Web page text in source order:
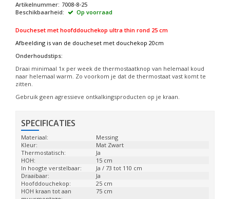
Artikelnummer: 7008-8-25
Beschikbaarheid:
Op voorraad
Doucheset met hoofddouchekop ultra thin rond 25 cm
Afbeelding is van de doucheset met douchekop 20cm
Onderhoudstips:
Draai minimaal 1x per week de thermostaatknop van helemaal koud
naar helemaal warm. Zo voorkom je dat de thermostaat vast komt te
zitten.
Gebruik geen agressieve ontkalkingsproducten op je kraan.
SPECIFICATIES
Materiaal:
Messing
Kleur:
Mat Zwart
Thermostatisch:
Ja
HOH:
15 cm
In hoogte verstelbaar:
Ja / 73 tot 110 cm
Draaibaar:
Ja
Hoofddouchekop:
25 cm
HOH kraan tot aan
75 cm